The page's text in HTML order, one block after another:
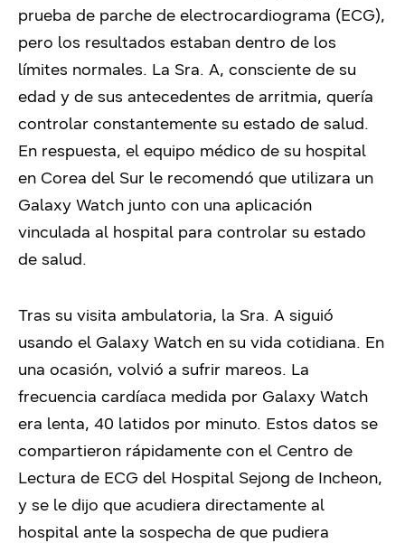
prueba de parche de electrocardiograma (ECG),
pero los resultados estaban dentro de los
límites normales. La Sra. A, consciente de su
edad y de sus antecedentes de arritmia, quería
controlar constantemente su estado de salud.
En respuesta, el equipo médico de su hospital
en Corea del Sur le recomendó que utilizara un
Galaxy Watch junto con una aplicación
vinculada al hospital para controlar su estado
de salud.
Tras su visita ambulatoria, la Sra. A siguió
usando el Galaxy Watch en su vida cotidiana. En
una ocasión, volvió a sufrir mareos. La
frecuencia cardíaca medida por Galaxy Watch
era lenta, 40 latidos por minuto. Estos datos se
compartieron rápidamente con el Centro de
Lectura de ECG del Hospital Sejong de Incheon,
y se le dijo que acudiera directamente al
hospital ante la sospecha de que pudiera